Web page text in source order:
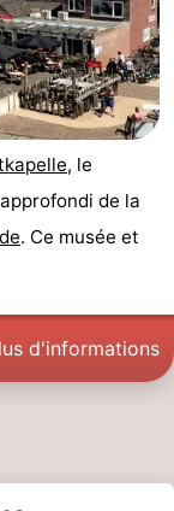
, le
de la
. Ce musée et
d'informations